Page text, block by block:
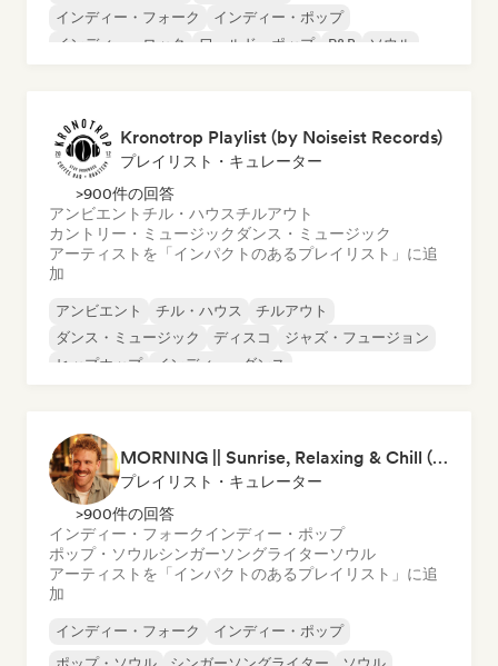
インディー・フォーク
インディー・ポップ
インディー・ロック
ワールド・ポップ R&B ソウル
Kronotrop Playlist (by Noiseist Records)
プレイリスト・キュレーター
>900件の回答
アンビエント チル・ハウスチルアウト
カントリー・ミュージック ダンス・ミュージック
アーティストを「インパクトのあるプレイリスト」に追
加
アンビエント チル・ハウス
チルアウト
ダンス・ミュージック
ディスコ
ジャズ・フュージョン
ヒップホップ
インディー・ダンス
MORNING || Sunrise, Relaxing & Chill (by Beau van Leeuwen)
プレイリスト・キュレーター
>900件の回答
インディー・フォークインディー・ポップ
ポップ・ソウルシンガーソングライターソウル
アーティストを「インパクトのあるプレイリスト」に追
加
インディー・フォーク
インディー・ポップ